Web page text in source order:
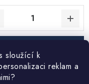
sloužící k
reklam a
měď přechodová